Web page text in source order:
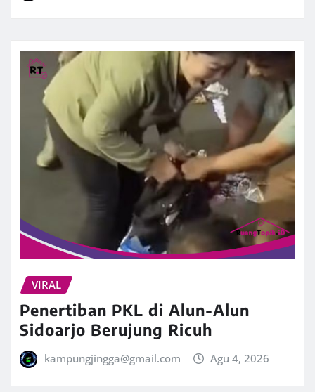
VIRAL
Penertiban PKL di Alun-Alun
Sidoarjo Berujung Ricuh
kampungjingga@gmail.com Agu 4, 2026